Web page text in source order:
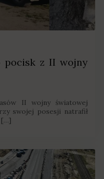
pocisk z II wojny
II wojny światowej
swojej posesji natrafił
[…]